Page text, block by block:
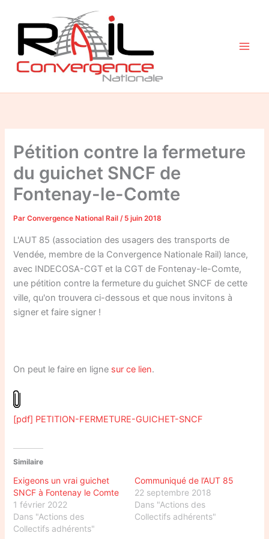
contenu
Pétition contre la fermeture
du guichet SNCF de
Fontenay-le-Comte
ParConvergence National Rail/ 5 juin 2018
L'AUT 85 (association des usagers des transports de
Vendée, membre de la Convergence Nationale Rail) lance,
avec INDECOSA-CGT et la CGT de Fontenay-le-Comte,
une pétition contre la fermeture du guichet SNCF de cette
ville, qu'on trouvera ci-dessous et que nous invitons à
signer et faire signer !
On peut le faire en ligne sur ce lien.
[pdf] PETITION-FERMETURE-GUICHET-SNCF
Similaire
Exigeons un vrai guichet
SNCF à Fontenay le Comte
1 février 2022
Dans "Actions des
Collectifs adhérents"
Communiqué de l’AUT 85
22 septembre 2018
Dans "Actions des
Collectifs adhérents"